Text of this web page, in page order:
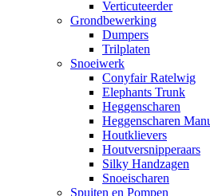
Verticuteerder
Grondbewerking
Dumpers
Trilplaten
Snoeiwerk
Conyfair Ratelwig
Elephants Trunk
Heggenscharen
Heggenscharen
Houtklievers
Houtversnipperaars
Silky Handzagen
Snoeischaren
Spuiten en Pompen